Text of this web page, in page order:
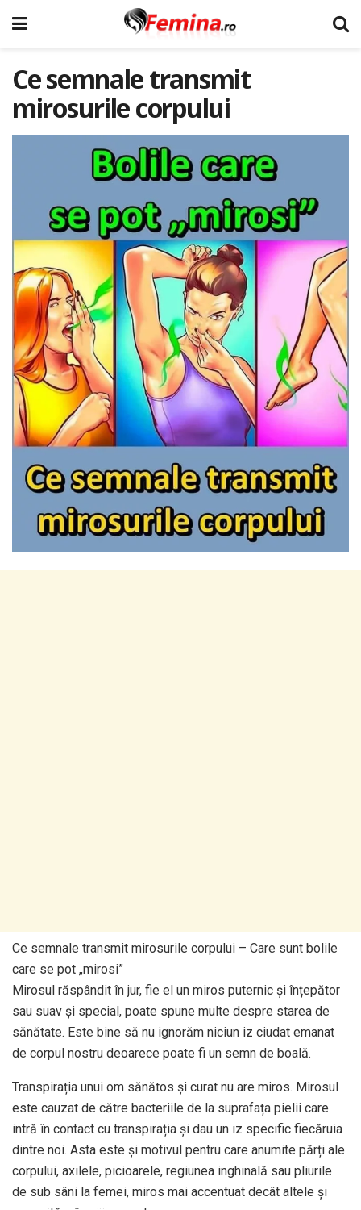
Ce semnale transmit
mirosurile corpului
Ce semnale transmit mirosurile corpului – Care sunt bolile
care se pot „mirosi”
Mirosul răspândit în jur, fie el un miros puternic și înțepător
sau suav și special, poate spune multe despre starea de
sănătate. Este bine să nu ignorăm niciun iz ciudat emanat
de corpul nostru deoarece poate fi un semn de boală.
Transpirația unui om sănătos și curat nu are miros. Mirosul
este cauzat de către bacteriile de la suprafața pielii care
intră în contact cu transpirația și dau un iz specific fiecăruia
dintre noi. Asta este și motivul pentru care anumite părți ale
corpului, axilele, picioarele, regiunea inghinală sau pliurile
de sub sâni la femei, miros mai accentuat decât altele și